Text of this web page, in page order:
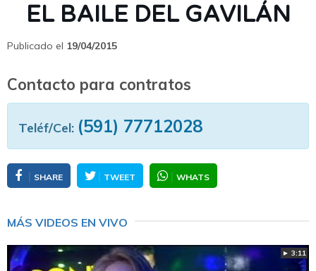
EL BAILE DEL GAVILÁN
Publicado el 19/04/2015
Contacto para contratos
Teléf/Cel: (591) 77712028
SHARE TWEET WHATS
MÁS VIDEOS EN VIVO
► 3:11